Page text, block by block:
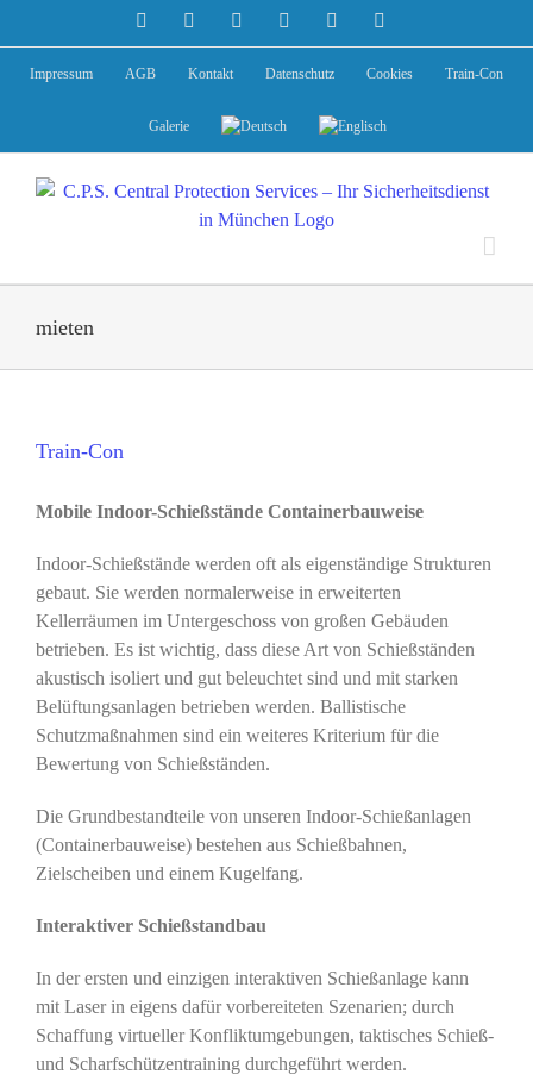
springen
FacebookInstagram YouTubeLinkedIn
Impressum AGB Kontakt Datenschutz Cookies Train-Con
Galerie
mieten
Train-Con
Mobile Indoor-Schießstände Containerbauweise
Indoor-Schießstände werden oft als eigenständige Strukturen
gebaut. Sie werden normalerweise in erweiterten
Kellerräumen im Untergeschoss von großen Gebäuden
betrieben. Es ist wichtig, dass diese Art von Schießständen
akustisch isoliert und gut beleuchtet sind und mit starken
Belüftungsanlagen betrieben werden. Ballistische
Schutzmaßnahmen sind ein weiteres Kriterium für die
Bewertung von Schießständen.
Die Grundbestandteile von unseren Indoor-Schießanlagen
(Containerbauweise) bestehen aus Schießbahnen,
Zielscheiben und einem Kugelfang.
Interaktiver Schießstandbau
In der ersten und einzigen interaktiven Schießanlage kann
mit Laser in eigens dafür vorbereiteten Szenarien; durch
Schaffung virtueller Konfliktumgebungen, taktisches Schieß-
und Scharfschützentraining durchgeführt werden.